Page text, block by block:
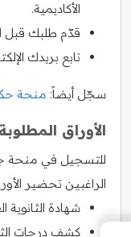
الأكاديمية.
قدّم طلبك قبل
تابع بريدك
سجّل أيضاً: منحة
الأوراق
للتسجيل في منحة
الراغبين تحضير
شهادة الثانوية
كشف درجات